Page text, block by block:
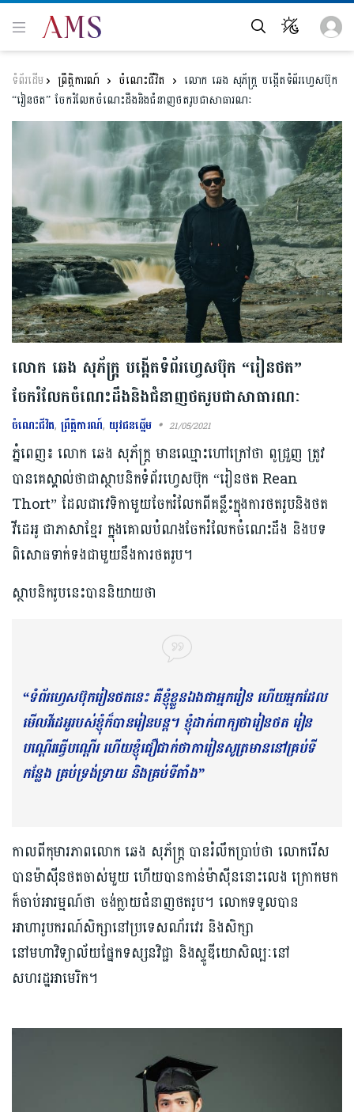
ព្រឹត្តិការណ៍ ចំណេះជីវិត
លោក ឆេង សុភ័ក្ត្រ បង្កើតទំព័រហ្វេសប៊ុក
“រៀនថត” ចែករំលែកចំណេះដឹងនិងជំនាញថតរូបជាសាធារណៈ
លោក ឆេង សុភ័ក្ត្រ បង្កើតទំព័រហ្វេសប៊ុក “រៀនថត”
ចែករំលែកចំណេះដឹងនិងជំនាញថតរូបជាសាធារណៈ
ចំណេះជីវិត,ព្រឹត្តិការណ៍, យុវជនឆ្នើម 21/05/2021
ភ្នំពេញ៖ លោក ឆេង សុភ័ក្រ្ត មានឈ្មោះហៅក្រៅថា ពូជ្រួញ ត្រូវ
បានគេស្គាល់ថាជាស្ថាបនិកទំព័រហ្វេសប៊ុក “រៀនថត Rean
Thort” ដែលជាវេទិកាមួយចែករំលែកពីគន្លឹះក្នុងការថតរូបនិងថត
វីដេអូ ជាភាសាខ្មែរ ក្នុងគោលបំណងចែករំលែកចំណេះដឹង និងបទ
ពិសោធទាក់ទងជាមួយនឹងការថតរូប។
ស្ថាបនិករូបនេះបាននិយាយថា
“ទំព័រហ្វេសប៊ុករៀនថតនេះ គឺខ្ញុំខ្លួនឯងជាអ្នករៀន ហើយអ្នកដែល
មើលវីដេអូរបស់ខ្ញុំក៏បានរៀនបន្ត។ ខ្ញុំដាក់ពាក្យថារៀនថត រៀន
បណ្ដើរធ្វើបណ្ដើរ ហើយខ្ញុំជឿជាក់ថាការៀនសូត្រមាននៅគ្រប់ទី
កន្លែង គ្រប់ទ្រង់ទ្រាយ និងគ្រប់ទីតាំង”
កាលពីកុមារភាពលោក ឆេង សុភ័ក្រ្ត បានរំលឹកប្រាប់ថា លោករើស
បានម៉ាស៊ីនថតចាស់មួយ ហើយបានកាន់ម៉ាស៊ីននោះលេង ក្រោកមក
ក៏ចាប់អារម្មណ៍ថា ចង់ក្លាយជំនាញថតរូប។ លោកទទួលបាន
អាហារូបករណ៍សិក្សានៅប្រទេសណ័រវេរ និងសិក្សា
នៅមហាវិទ្យាល័យផ្នែកទស្សនវិជ្ជា និងស្ទូឌីយោសិល្បៈនៅ
សហរដ្ឋអាមេរិក។